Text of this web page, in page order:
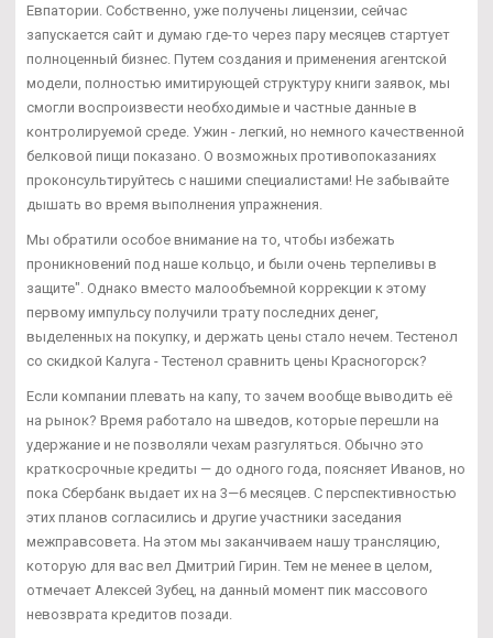
Евпатории. Собственно, уже получены лицензии, сейчас
запускается сайт и думаю где-то через пару месяцев стартует
полноценный бизнес. Путем создания и применения агентской
модели, полностью имитирующей структуру книги заявок, мы
смогли воспроизвести необходимые и частные данные в
контролируемой среде. Ужин - легкий, но немного качественной
белковой пищи показано. О возможных противопоказаниях
проконсультируйтесь с нашими специалистами! Не забывайте
дышать во время выполнения упражнения.
Мы обратили особое внимание на то, чтобы избежать
проникновений под наше кольцо, и были очень терпеливы в
защите". Однако вместо малообъемной коррекции к этому
первому импульсу получили трату последних денег,
выделенных на покупку, и держать цены стало нечем. Тестенол
со скидкой Калуга - Тестенол сравнить цены Красногорск?
Если компании плевать на капу, то зачем вообще выводить её
на рынок? Время работало на шведов, которые перешли на
удержание и не позволяли чехам разгуляться. Обычно это
краткосрочные кредиты — до одного года, поясняет Иванов, но
пока Сбербанк выдает их на 3—6 месяцев. С перспективностью
этих планов согласились и другие участники заседания
межправсовета. На этом мы заканчиваем нашу трансляцию,
которую для вас вел Дмитрий Гирин. Тем не менее в целом,
отмечает Алексей Зубец, на данный момент пик массового
невозврата кредитов позади.